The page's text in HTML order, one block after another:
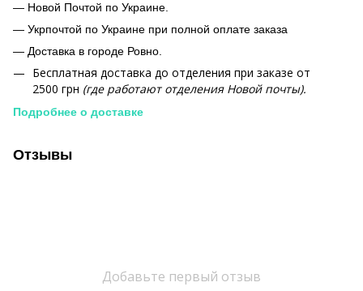
— Новой Почтой по Украине.
— Укрпочтой по Украине при полной оплате заказа
— Доставка в городе Ровно.
Бесплатная доставка до отделения при заказе от
2500 грн (где работают отделения Новой почты).
Подробнее о доставке
Отзывы
Добавьте первый отзыв